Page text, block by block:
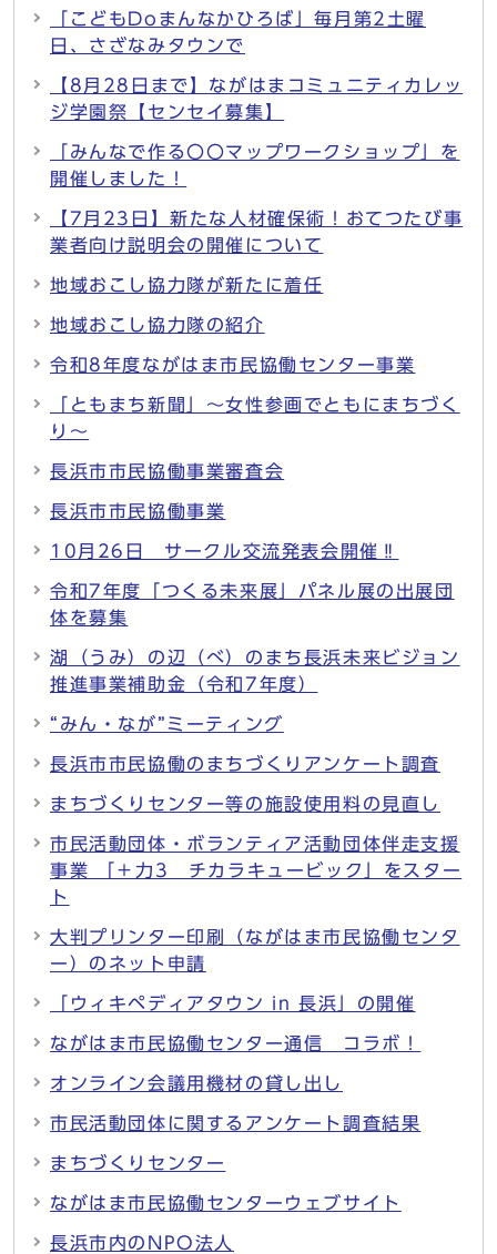
「こどもDoまんなかひろば」毎月第2土曜
日、さざなみタウンで
【8月28日まで】ながはまコミュニティカレッ
ジ学園祭【センセイ募集】
「みんなで作る〇〇マップワークショップ」を
開催しました！
【7月23日】新たな人材確保術！おてつたび事
業者向け説明会の開催について
地域おこし協力隊が新たに着任
地域おこし協力隊の紹介
令和8年度ながはま市民協働センター事業
「ともまち新聞」～女性参画でともにまちづく
り～
長浜市市民協働事業審査会
長浜市市民協働事業
10月26日 サークル交流発表会開催‼
令和7年度「つくる未来展」パネル展の出展団
体を募集
湖（うみ）の辺（べ）のまち長浜未来ビジョン
推進事業補助金（令和7年度）
“みん・なが”ミーティング
長浜市市民協働のまちづくりアンケート調査
まちづくりセンター等の施設使用料の見直し
市民活動団体・ボランティア活動団体伴走支援
事業 「＋力3 チカラキュービック」をスター
ト
大判プリンター印刷（ながはま市民協働センタ
ー）のネット申請
「ウィキペディアタウン in 長浜」の開催
ながはま市民協働センター通信 コラボ！
オンライン会議用機材の貸し出し
市民活動団体に関するアンケート調査結果
まちづくりセンター
ながはま市民協働センターウェブサイト
長浜市内のNPO法人